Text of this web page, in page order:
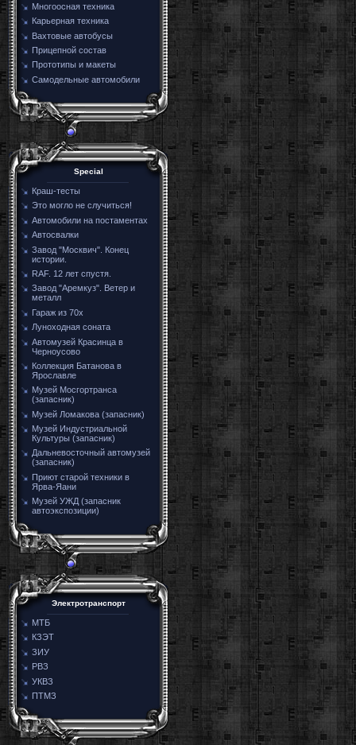
Многоосная техника
Карьерная техника
Вахтовые автобусы
Прицепной состав
Прототипы и макеты
Самодельные автомобили
Special
Краш-тесты
Это могло не случиться!
Автомобили на постаментах
Автосвалки
Завод "Москвич". Конец
истории.
RAF. 12 лет спустя.
Завод "Аремкуз". Ветер и
металл
Гараж из 70х
Луноходная соната
Автомузей Красинца в
Черноусово
Коллекция Батанова в
Ярославле
Музей Мосгортранса
(запасник)
Музей Ломакова (запасник)
Музей Индустриальной
Культуры (запасник)
Дальневосточный автомузей
(запасник)
Приют старой техники в
Ярва-Яани
Музей УЖД (запасник
автоэкспозиции)
Электротранспорт
МТБ
КЗЭТ
ЗИУ
РВЗ
УКВЗ
ПТМЗ